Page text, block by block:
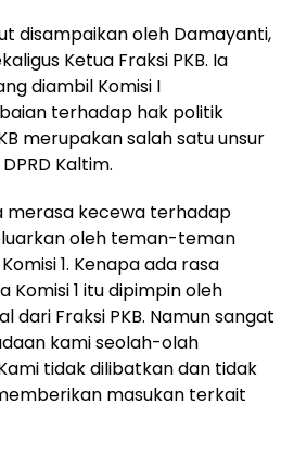
disampaikan oleh Damayanti,
Ketua Fraksi PKB. Ia
diambil Komisi I
terhadap hak politik
merupakan salah satu unsur
Kaltim.
merasa kecewa terhadap
oleh teman-teman
1. Kenapa ada rasa
Komisi 1 itu dipimpin oleh
dari Fraksi PKB. Namun sangat
kami seolah-olah
tidak dilibatkan dan tidak
masukan terkait